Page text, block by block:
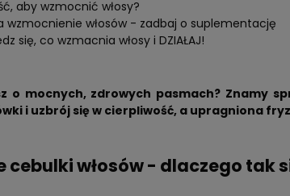
aby wzmocnić włosy?
wzmocnienie włosów - zadbaj o suplementację
się, co wzmacnia włosy i DZIAŁAJ!
o mocnych, zdrowych pasmach? Znamy
i uzbrój się w cierpliwość, a upragniona
cebulki włosów - dlaczego tak